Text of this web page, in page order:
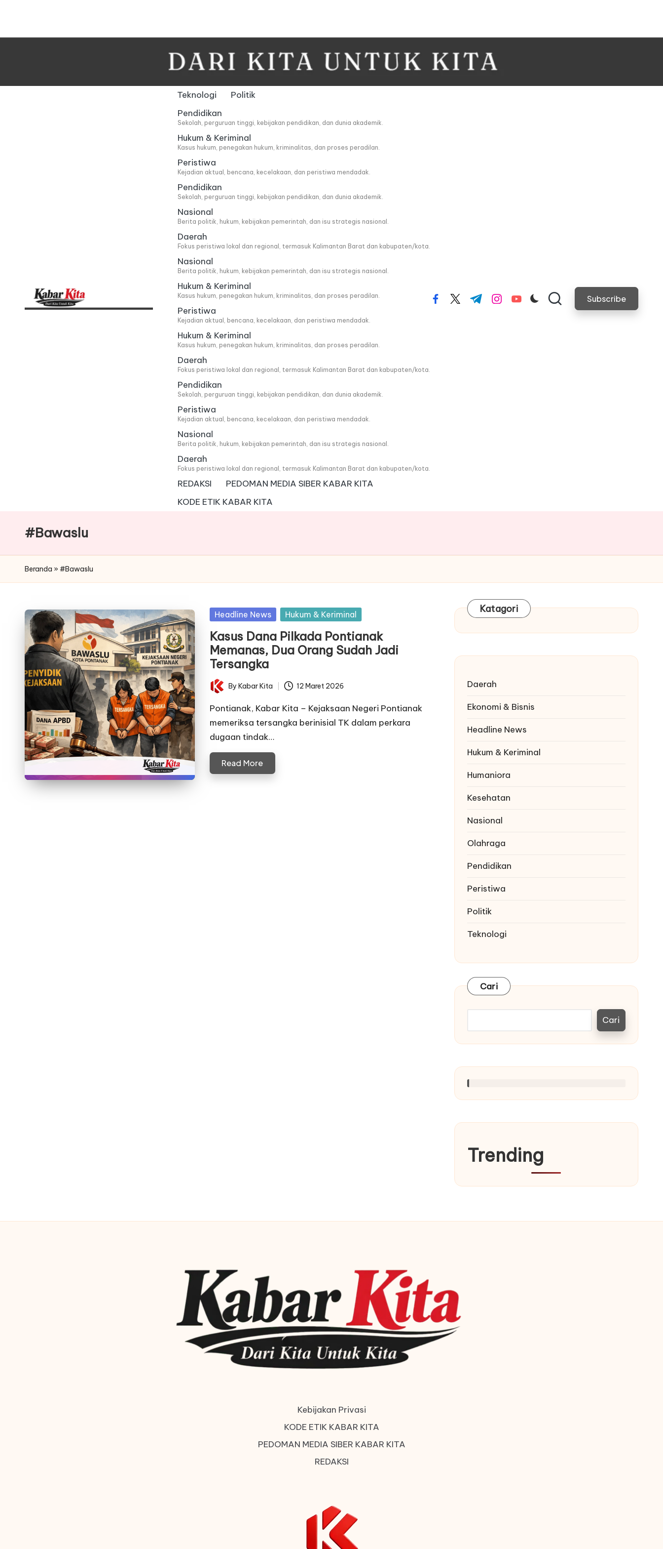
to
Teknologi
Politik
Pendidikan
Sekolah, perguruan tinggi, kebijakan pendidikan, dan dunia akademik.
Hukum & Keriminal
Kasus hukum, penegakan hukum, kriminalitas, dan proses peradilan.
Peristiwa
Kejadian aktual, bencana, kecelakaan, dan peristiwa mendadak.
Pendidikan
Sekolah, perguruan tinggi, kebijakan pendidikan, dan dunia akademik.
Nasional
Berita politik, hukum, kebijakan pemerintah, dan isu strategis nasional.
Daerah
Fokus peristiwa lokal dan regional, termasuk Kalimantan Barat dan kabupaten/kota.
Nasional
Berita politik, hukum, kebijakan pemerintah, dan isu strategis nasional.
Hukum & Keriminal
Kasus hukum, penegakan hukum, kriminalitas, dan proses peradilan.
Peristiwa
Kejadian aktual, bencana, kecelakaan, dan peristiwa mendadak.
Hukum & Keriminal
Kasus hukum, penegakan hukum, kriminalitas, dan proses peradilan.
Daerah
Fokus peristiwa lokal dan regional, termasuk Kalimantan Barat dan kabupaten/kota.
Pendidikan
Sekolah, perguruan tinggi, kebijakan pendidikan, dan dunia akademik.
Peristiwa
Kejadian aktual, bencana, kecelakaan, dan peristiwa mendadak.
Nasional
Berita politik, hukum, kebijakan pemerintah, dan isu strategis nasional.
Daerah
Fokus peristiwa lokal dan regional, termasuk Kalimantan Barat dan kabupaten/kota.
REDAKSI
PEDOMAN MEDIA SIBER KABAR KITA
KODE ETIK KABAR KITA
facebook.com
twitter.com
t.me instagram.com
youtube.com Subscribe
#Bawaslu
Beranda » #Bawaslu
Posted
Headline News Hukum & Keriminal
Kasus Dana Pilkada Pontianak
Memanas, Dua Orang Sudah Jadi
Tersangka
Posted
by
By Kabar Kita 12 Maret 2026
Pontianak, Kabar Kita – Kejaksaan Negeri Pontianak
memeriksa tersangka berinisial TK dalam perkara
dugaan tindak…
Read More
Katagori
Daerah
Ekonomi & Bisnis
Headline News
Hukum & Keriminal
Humaniora
Kesehatan
Nasional
Olahraga
Pendidikan
Peristiwa
Politik
Teknologi
Cari
Cari
Trending
Kebijakan Privasi
KODE ETIK KABAR KITA
PEDOMAN MEDIA SIBER KABAR KITA
REDAKSI